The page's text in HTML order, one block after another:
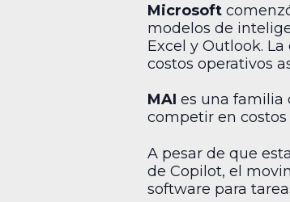
Microsoft
modelos de
Excel y Outlook.
costos operativos
MAI es una familia
competir en
A pesar de que
de Copilot, el
software para